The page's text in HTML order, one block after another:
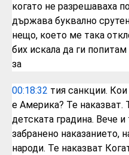
когато не разрешаваха
държава буквално
нещо, което ме така
бих искала да ги попитам
за
00:18:32 тия санкции.
е Америка? Те наказват.
детската градина. Вече
забранено наказанието,
народи. Те наказват